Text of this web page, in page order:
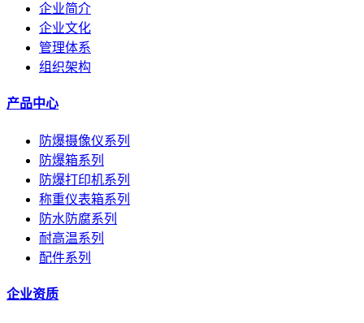
企业简介
企业文化
管理体系
组织架构
产品中心
防爆摄像仪系列
防爆箱系列
防爆打印机系列
称重仪表箱系列
防水防腐系列
耐高温系列
配件系列
企业资质